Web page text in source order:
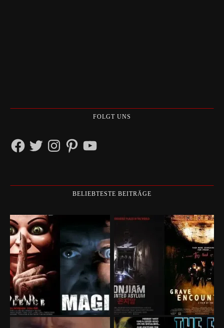
FOLGT UNS
FacebookTwitterInstagramPinterestYouTube
BELIEBTESTE BEITRÄGE